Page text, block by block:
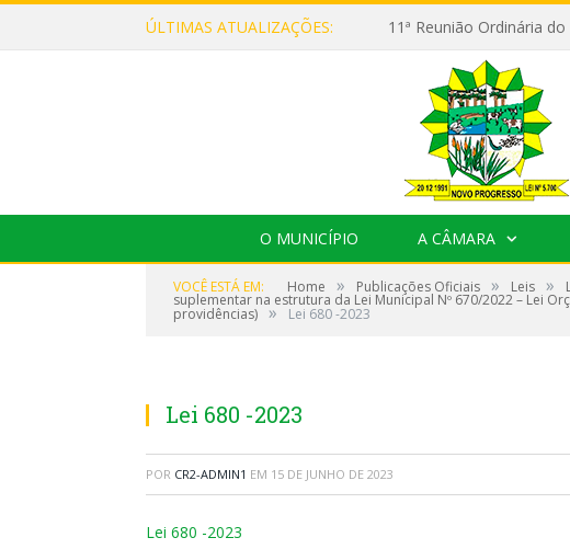
ÚLTIMAS ATUALIZAÇÕES:
O MUNICÍPIO A CÂMARA
VOCÊ ESTÁ EM: Home » Publicações Oficiais » Leis »
suplementar na estrutura da Lei Municipal Nº 670/2022 – Lei
providências) » Lei 680 -2023
Lei 680 -2023
POR CR2-ADMIN1 EM 15 DE JUNHO DE 2023
Lei 680 -2023